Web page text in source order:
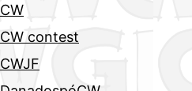
CW
CW contest
CWJF